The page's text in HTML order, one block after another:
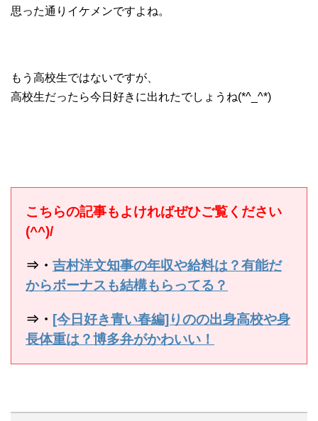
思った通りイケメンですよね。
もう高校生ではないですが、
高校生だったら今日好きに出れたでしょうね(*^_^*)
こちらの記事もよければぜひご覧ください
(^^)/
⇒・ 吉村洋文知事の年収や給料は？有能だ
からボーナスも結構もらってる？
⇒・ [今日好き青い春編]りのの出身高校や身
長体重は？博多弁がかわいい！